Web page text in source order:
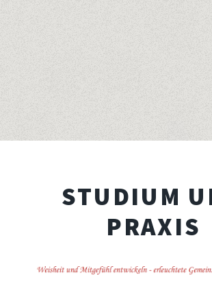
STUDIUM
PRAXIS